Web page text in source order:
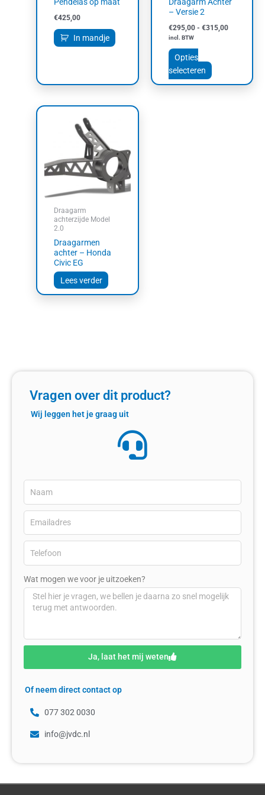
€425,00
In mandje
– Versie 2
€295,00 - €315,00
incl. BTW
Opties
selecteren
op
Draagarm
achterzijde Model
2.0
Draagarmen
achter – Honda
Civic EG
Lees verder
Vragen over dit product?
Wij leggen het je graag uit
Wat mogen we voor je uitzoeken?
Ja, laat het mij weten
Of neem direct contact op
077 302 0030
info@jvdc.nl